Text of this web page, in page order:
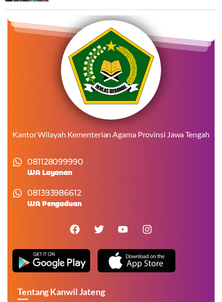
Kantor Wilayah Kementerian Agama Provinsi Jawa Tengah
081128099990
WA Layanan
081393986612
WA Pengaduan
Tentang Kanwil Jateng